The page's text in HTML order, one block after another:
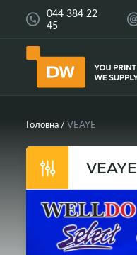
044 384 22
45
Головна VEAYE
VEAYE